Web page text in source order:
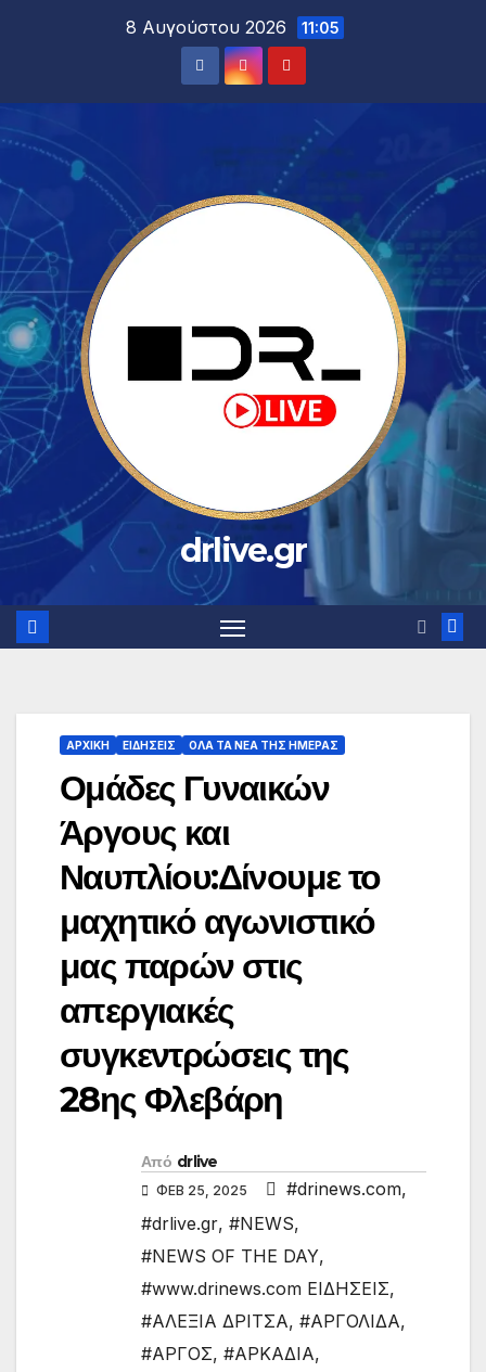
8 Αυγούστου 2026 11:05
drlive.gr
ΑΡΧΙΚΗ ΕΙΔΗΣΕΙΣ ΟΛΑ ΤΑ ΝΕΑ ΤΗΣ ΗΜΕΡΑΣ
Ομάδες Γυναικών
Άργους και
Ναυπλίου:Δίνουμε το
μαχητικό αγωνιστικό
μας παρών στις
απεργιακές
συγκεντρώσεις της
28ης Φλεβάρη
Από drlive
ΦΕΒ 25, 2025 #drinews.com,
#drlive.gr, #NEWS,
#NEWS OF THE DAY,
#www.drinews.com ΕΙΔΗΣΕΙΣ,
#ΑΛΕΞΙΑ ΔΡΙΤΣΑ, #ΑΡΓΟΛΙΔΑ,
#ΑΡΓΟΣ, #ΑΡΚΑΔΙΑ,